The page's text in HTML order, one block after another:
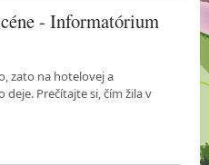
- Informatórium
zato na hotelovej a
deje. Prečítajte si, čím žila v